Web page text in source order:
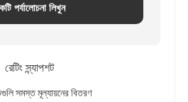
পর্যালোচনা লিখুন
রেটিং স্ন্যাপশট
সমস্ত মূল্যায়নের বিতরণ